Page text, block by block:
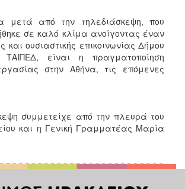
μετά από την τηλεδιάσκεψη, που
σε καλό κλίμα ανοίγοντας έναν
και ουσιαστικής επικοινωνίας Δήμου
είναι η πραγματοποίηση
στην Αθήνα, τις επόμενες
συμμετείχε από την πλευρά του
και η Γενική Γραμματέας Μαρία